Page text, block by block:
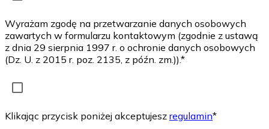
Wyrażam zgodę na przetwarzanie danych osobowych
zawartych w formularzu kontaktowym (zgodnie z ustawą
z dnia 29 sierpnia 1997 r. o ochronie danych osobowych
(Dz. U. z 2015 r. poz. 2135, z późn. zm.)).*
Klikając przycisk poniżej akceptujesz regulamin*